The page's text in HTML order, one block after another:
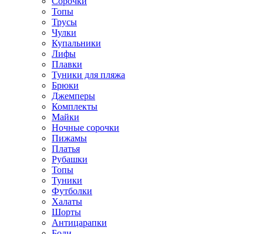
Топы
Трусы
Чулки
Купальники
Лифы
Плавки
Туники для пляжа
Брюки
Джемперы
Комплекты
Майки
Ночные сорочки
Пижамы
Платья
Рубашки
Топы
Туники
Футболки
Халаты
Шорты
Антицарапки